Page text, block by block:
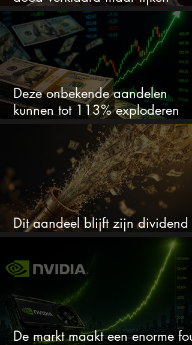
springlevend
Deze onbekende aandelen
kunnen tot 113% exploderen
(één springt eruit)
Dit aandeel blijft zijn dividend
verhogen, wat er ook gebeurt
De markt maakt een enorme fout